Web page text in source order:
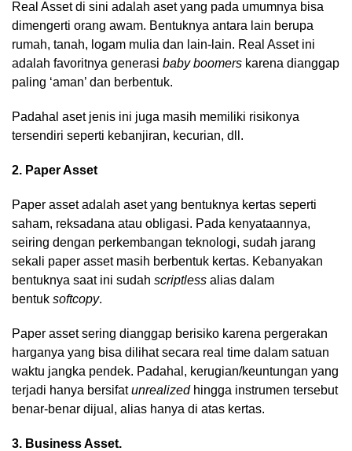
Real Asset di sini adalah aset yang pada umumnya bisa
dimengerti orang awam. Bentuknya antara lain berupa
rumah, tanah, logam mulia dan lain-lain. Real Asset ini
adalah favoritnya generasi baby boomers karena dianggap
paling ‘aman’ dan berbentuk.
Padahal aset jenis ini juga masih memiliki risikonya
tersendiri seperti kebanjiran, kecurian, dll.
2. Paper Asset
Paper asset adalah aset yang bentuknya kertas seperti
saham, reksadana atau obligasi. Pada kenyataannya,
seiring dengan perkembangan teknologi, sudah jarang
sekali paper asset masih berbentuk kertas. Kebanyakan
bentuknya saat ini sudah scriptless alias dalam
bentuk softcopy.
Paper asset sering dianggap berisiko karena pergerakan
harganya yang bisa dilihat secara real time dalam satuan
waktu jangka pendek. Padahal, kerugian/keuntungan yang
terjadi hanya bersifatunrealizedhingga instrumen tersebut
benar-benar dijual, alias hanya di atas kertas.
3. Business Asset.